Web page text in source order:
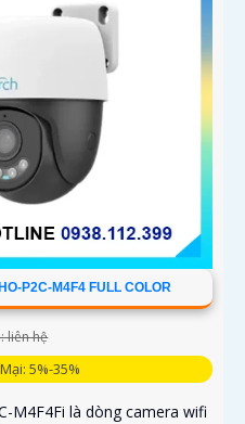
P2C-M4F4 FULL COLOR
liên hệ
5%-35%
M4F4Fi là dòng camera wifi